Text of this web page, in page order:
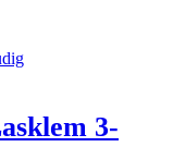
3-